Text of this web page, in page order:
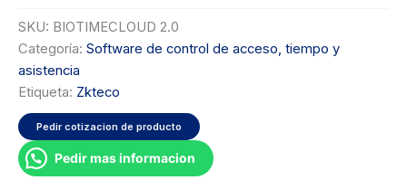
SKU: BIOTIMECLOUD 2.0
Categoría: Software de control de acceso, tiempo y
asistencia
Etiqueta: Zkteco
Pedir cotizacion de producto
Pedir mas informacion